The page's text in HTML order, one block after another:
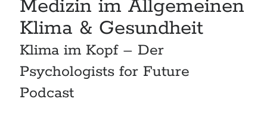
Medizin im Allgemeinen
Klima & Gesundheit
Klima im Kopf – Der
Psychologists for Future
Podcast